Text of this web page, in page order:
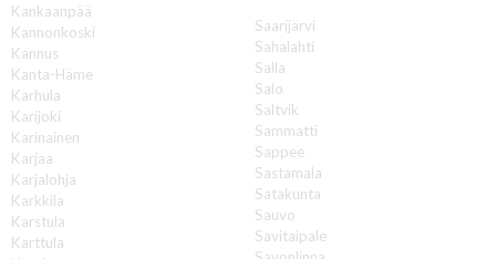
Kankaanpää
Kannonkoski
Kannus
Kanta-Häme
Karhula
Karijoki
Karinainen
Karjaa
Karjalohja
Karkkila
Karstula
Karttula
Saarijärvi
Sahalahti
Salla
Salo
Saltvik
Sammatti
Sappee
Sastamala
Satakunta
Sauvo
Savitaipale